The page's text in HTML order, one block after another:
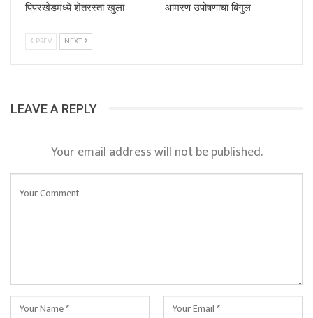
पिंपरखेडमध्ये शेतरस्ता खुला
आमरण उपोषणाचा बिगुल
PREV NEXT
LEAVE A REPLY
Your email address will not be published.